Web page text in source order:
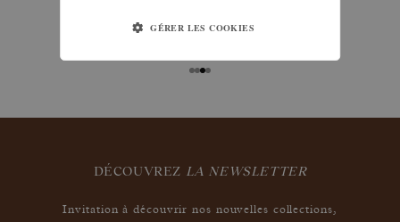
sous 30 jours après réception, y compris pour les
DÉCOUVREZ LA NEWSLETTER
Invitation à découvrir nos nouvelles collections,
GÉRER LES COOKIES